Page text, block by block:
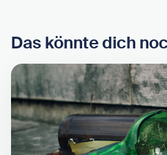
Das könnte dich